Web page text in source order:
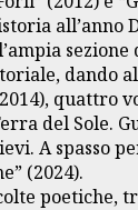
dando
quattro
del
A spasso
(2024).
poetiche,